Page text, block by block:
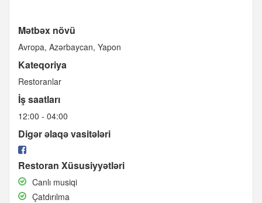
Mətbəx növü
Avropa Azərbaycan Yapon
Kateqoriya
Restoranlar
İş saatları
12:00 - 04:00
Digər əlaqə vasitələri
Restoran Xüsusiyyətləri
Canlı
musiqi
Canlı musiqi
Çatdırılma
Çatdırılma